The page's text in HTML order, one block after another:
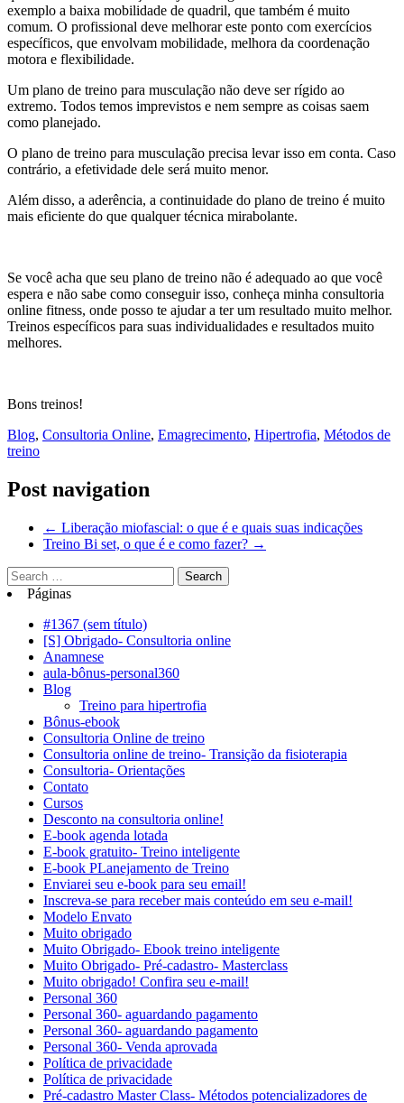
exemplo a baixa mobilidade de quadril, que também é muito
comum. O profissional deve melhorar este ponto com exercícios
específicos, que envolvam mobilidade, melhora da coordenação
motora e flexibilidade.
Um plano de treino para musculação não deve ser rígido ao
extremo. Todos temos imprevistos e nem sempre as coisas saem
como planejado.
O plano de treino para musculação precisa levar isso em conta. Caso
contrário, a efetividade dele será muito menor.
Além disso, a aderência, a continuidade do plano de treino é muito
mais eficiente do que qualquer técnica mirabolante.
Se você acha que seu plano de treino não é adequado ao que você
espera e não sabe como conseguir isso, conheça minha consultoria
online fitness, onde posso te ajudar a ter um resultado muito melhor.
Treinos específicos para suas individualidades e resultados muito
melhores.
Bons treinos!
Blog, Consultoria Online, Emagrecimento, Hipertrofia, Métodos de
treino
Post navigation
← Liberação miofascial: o que é e quais suas indicações
Treino Bi set, o que é e como fazer? →
Páginas
#1367 (sem título)
[S] Obrigado- Consultoria online
Anamnese
aula-bônus-personal360
Blog
Treino para hipertrofia
Bônus-ebook
Consultoria Online de treino
Consultoria online de treino- Transição da fisioterapia
Consultoria- Orientações
Contato
Cursos
Desconto na consultoria online!
E-book agenda lotada
E-book gratuito- Treino inteligente
E-book PLanejamento de Treino
Enviarei seu e-book para seu email!
Inscreva-se para receber mais conteúdo em seu e-mail!
Modelo Envato
Muito obrigado
Muito Obrigado- Ebook treino inteligente
Muito Obrigado- Pré-cadastro- Masterclass
Muito obrigado! Confira seu e-mail!
Personal 360
Personal 360- aguardando pagamento
Personal 360- aguardando pagamento
Personal 360- Venda aprovada
Política de privacidade
Política de privacidade
Pré-cadastro Master Class- Métodos potencializadores de